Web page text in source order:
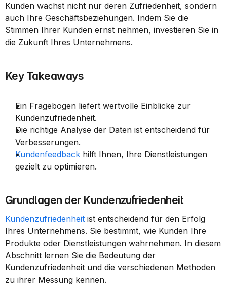
Kunden wächst nicht nur deren Zufriedenheit, sondern
auch Ihre Geschäftsbeziehungen. Indem Sie die
Stimmen Ihrer Kunden ernst nehmen, investieren Sie in
die Zukunft Ihres Unternehmens.
Key Takeaways
Ein Fragebogen liefert wertvolle Einblicke zur
Kundenzufriedenheit.
Die richtige Analyse der Daten ist entscheidend für
Verbesserungen.
Kundenfeedback hilft Ihnen, Ihre Dienstleistungen
gezielt zu optimieren.
Grundlagen der Kundenzufriedenheit
Kundenzufriedenheit ist entscheidend für den Erfolg
Ihres Unternehmens. Sie bestimmt, wie Kunden Ihre
Produkte oder Dienstleistungen wahrnehmen. In diesem
Abschnitt lernen Sie die Bedeutung der
Kundenzufriedenheit und die verschiedenen Methoden
zu ihrer Messung kennen.